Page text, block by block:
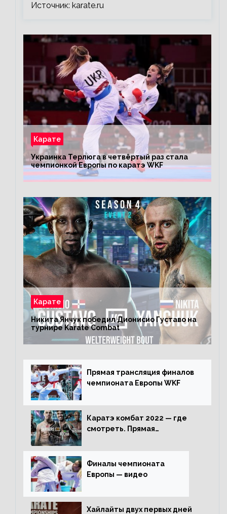
Источник: karate.ru
Карате
Украинка Терлюга в четвёртый раз стала
чемпионкой Европы по каратэ WKF
Карате
Никита Янчук победил Дионисио Густаво на
турнире Karate Combat
Прямая трансляция финалов
чемпионата Европы WKF
Каратэ комбат 2022 — где
смотреть. Прямая
Финалы чемпионата
Европы — видео
Хайлайты двух первых дней